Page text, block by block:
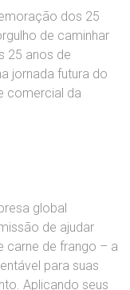
dos 25
de caminhar
25 anos de
jornada futura do
comercial da
global
de ajudar
carne de frango – a
para suas
Aplicando seus